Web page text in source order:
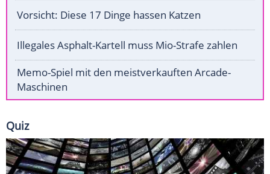
Vorsicht: Diese 17 Dinge hassen Katzen
Illegales Asphalt-Kartell muss Mio-Strafe zahlen
Memo-Spiel mit den meistverkauften Arcade-
Maschinen
Quiz